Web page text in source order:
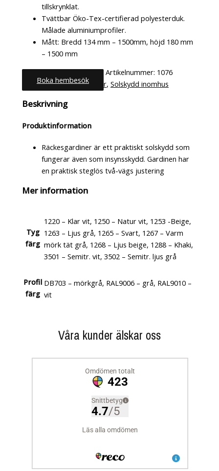
tillskrynklat.
Tvättbar Öko-Tex-certifierad polyesterduk.
Målade aluminiumprofiler.
Mått: Bredd 134 mm – 1500mm, höjd 180 mm
– 1500 mm
Boka hembesök
Artikelnummer: 1076
Kategorier:Plisségardiner,Solskydd inomhus
Beskrivning
Produktinformation
Räckesgardiner är ett praktiskt solskydd som
fungerar även som insynsskydd. Gardinen har
en praktisk steglös två-vägs justering
Mer information
Tyg
färg
1220 – Klar vit, 1250 – Natur vit, 1253 -Beige,
1263 – Ljus grå, 1265 – Svart, 1267 – Varm
mörk tät grå, 1268 – Ljus beige, 1288 – Khaki,
3501 – Semitr. vit, 3502 – Semitr. ljus grå
Profil
färg
DB703 – mörkgrå, RAL9006 – grå, RAL9010 –
vit
Våra kunder älskar oss